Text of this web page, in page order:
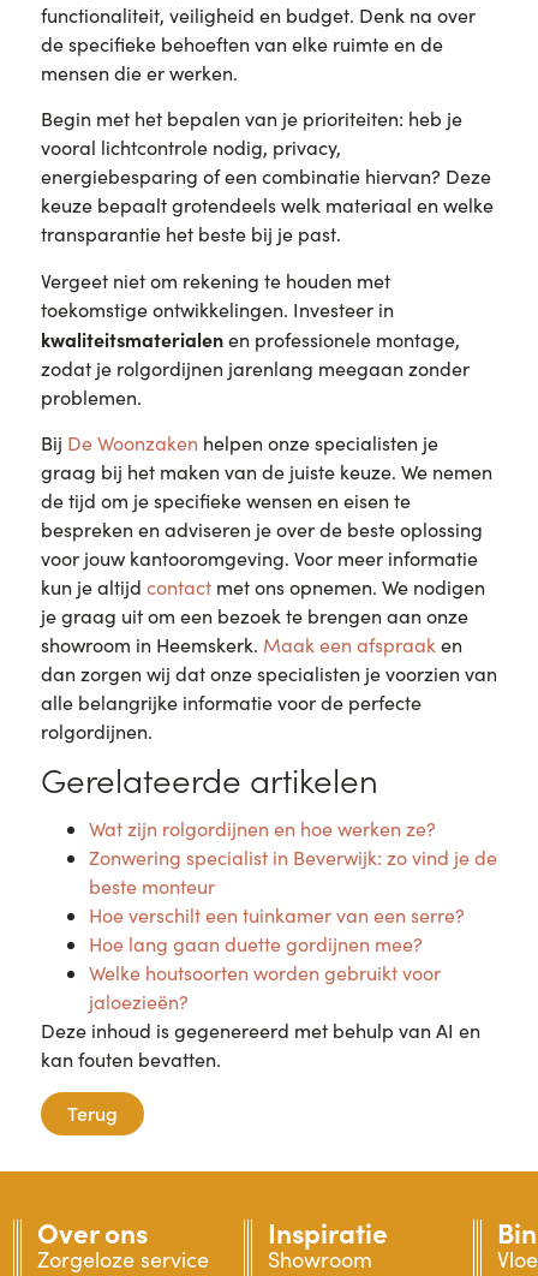
functionaliteit, veiligheid en budget. Denk na over
de specifieke behoeften van elke ruimte en de
mensen die er werken.
Begin met het bepalen van je prioriteiten: heb je
vooral lichtcontrole nodig, privacy,
energiebesparing of een combinatie hiervan? Deze
keuze bepaalt grotendeels welk materiaal en welke
transparantie het beste bij je past.
Vergeet niet om rekening te houden met
toekomstige ontwikkelingen. Investeer in
kwaliteitsmaterialenen professionele montage,
zodat je rolgordijnen jarenlang meegaan zonder
problemen.
Bij De Woonzaken helpen onze specialisten je
graag bij het maken van de juiste keuze. We nemen
de tijd om je specifieke wensen en eisen te
bespreken en adviseren je over de beste oplossing
voor jouw kantooromgeving. Voor meer informatie
kun je altijd contactmet ons opnemen. We nodigen
je graag uit om een bezoek te brengen aan onze
showroom in Heemskerk. Maak een afspraak en
dan zorgen wij dat onze specialisten je voorzien van
alle belangrijke informatie voor de perfecte
rolgordijnen.
Gerelateerde artikelen
Wat zijn rolgordijnen en hoe werken ze?
Zonwering specialist in Beverwijk: zo vind je de
beste monteur
Hoe verschilt een tuinkamer van een serre?
Hoe lang gaan duette gordijnen mee?
Welke houtsoorten worden gebruikt voor
jaloezieën?
Deze inhoud is gegenereerd met behulp van AI en
kan fouten bevatten.
Terug
Over ons
Zorgeloze service
Inspiratie
Showroom